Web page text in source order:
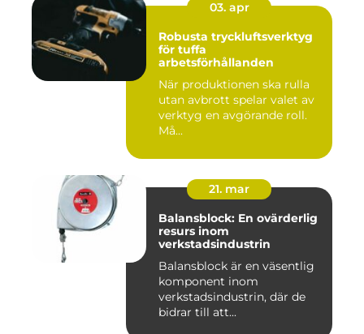
03. apr
Robusta tryckluftsverktyg
för tuffa
arbetsförhållanden
När produktionen ska rulla
utan avbrott spelar valet av
verktyg en avgörande roll.
Må...
21. mar
Balansblock: En ovärderlig
resurs inom
verkstadsindustrin
Balansblock är en väsentlig
komponent inom
verkstadsindustrin, där de
bidrar till att...